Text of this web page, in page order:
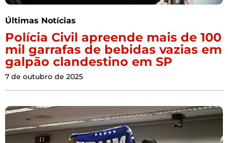
Últimas Notícias
Polícia Civil apreende mais de 100
mil garrafas de bebidas vazias em
galpão clandestino em SP
7 de outubro de 2025